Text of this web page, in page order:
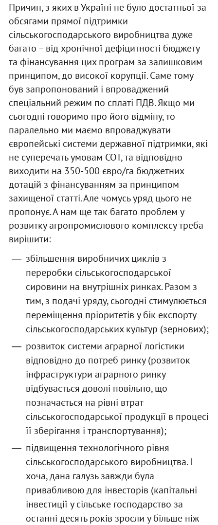
Причин, з яких в Україні не було достатньої за
обсягами прямої підтримки
сільськогосподарського виробництва дуже
багато – від хронічної дефіцитності бюджету
та фінансування цих програм за залишковим
принципом, до високої корупції. Саме тому
був запропонований і впроваджений
спеціальний режим по сплаті ПДВ. Якщо ми
сьогодні говоримо про його відміну, то
паралельно ми маємо впроваджувати
європейські системи державної підтримки, які
не суперечать умовам СОТ, та відповідно
виходити на 350-500 євро/га бюджетних
дотацій з фінансуванням за принципом
захищеної статті. Але чомусь уряд цього не
пропонує. А нам ще так багато проблем у
розвитку агропромислового комплексу треба
вирішити:
збільшення виробничих циклів з
переробки сільськогосподарської
сировини на внутрішніх ринках. Разом з
тим, з подачі уряду, сьогодні стимулюється
переміщення пріоритетів у бік експорту
сільськогосподарських культур (зернових);
розвиток системи аграрної логістики
відповідно до потреб ринку (розвиток
інфраструктури аграрного ринку
відбувається доволі повільно, що
позначається на рівні втрат
сільськогосподарської продукції в процесі
її зберігання і транспортування);
підвищення технологічного рівня
сільськогосподарського виробництва. І
хоча, дана галузь завжди була
привабливою для інвесторів (капітальні
інвестиції у сільське господарство за
останні десять років зросли у більше ніж